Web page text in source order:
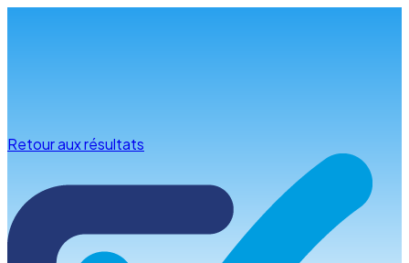
Retour aux résultats